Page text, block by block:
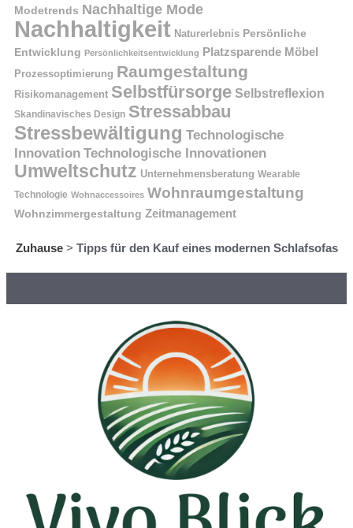
Modetrends Nachhaltige Mode
Nachhaltigkeit Naturerlebnis Persönliche
Entwicklung Persönlichkeitsentwicklung Platzsparende Möbel
Prozessoptimierung Raumgestaltung
Risikomanagement Selbstfürsorge Selbstreflexion
Skandinavisches Design Stressabbau
Stressbewältigung Technologische
Innovation Technologische Innovationen
Umweltschutz Unternehmensberatung Wearable
Technologie Wohnaccessoires Wohnraumgestaltung
Wohnzimmergestaltung Zeitmanagement
Zuhause> Tipps für den Kauf eines modernen Schlafsofas